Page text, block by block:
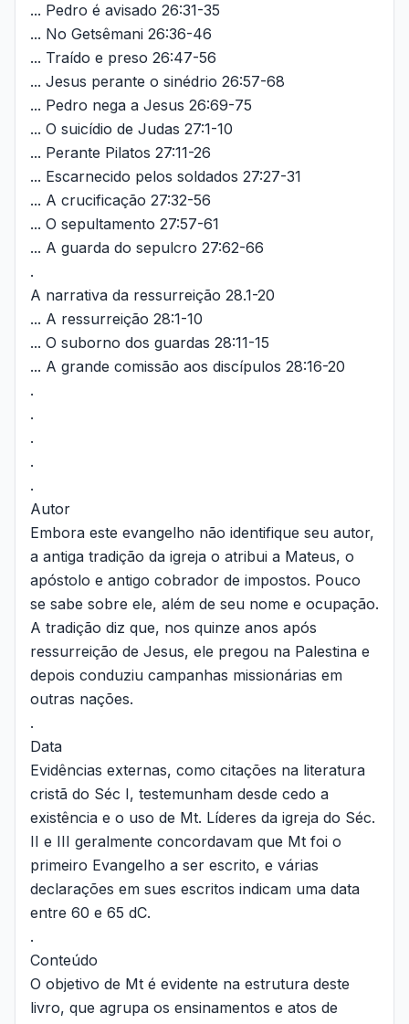
... Pedro é avisado 26:31-35
... No Getsêmani 26:36-46
... Traído e preso 26:47-56
... Jesus perante o sinédrio 26:57-68
... Pedro nega a Jesus 26:69-75
... O suicídio de Judas 27:1-10
... Perante Pilatos 27:11-26
... Escarnecido pelos soldados 27:27-31
... A crucificação 27:32-56
... O sepultamento 27:57-61
... A guarda do sepulcro 27:62-66
.
A narrativa da ressurreição 28.1-20
... A ressurreição 28:1-10
... O suborno dos guardas 28:11-15
... A grande comissão aos discípulos 28:16-20
.
.
.
.
.
Autor
Embora este evangelho não identifique seu autor,
a antiga tradição da igreja o atribui a Mateus, o
apóstolo e antigo cobrador de impostos. Pouco
se sabe sobre ele, além de seu nome e ocupação.
A tradição diz que, nos quinze anos após
ressurreição de Jesus, ele pregou na Palestina e
depois conduziu campanhas missionárias em
outras nações.
.
Data
Evidências externas, como citações na literatura
cristã do Séc I, testemunham desde cedo a
existência e o uso de Mt. Líderes da igreja do Séc.
II e III geralmente concordavam que Mt foi o
primeiro Evangelho a ser escrito, e várias
declarações em sues escritos indicam uma data
entre 60 e 65 dC.
.
Conteúdo
O objetivo de Mt é evidente na estrutura deste
livro, que agrupa os ensinamentos e atos de